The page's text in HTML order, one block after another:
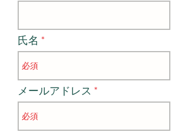
氏名
メールアドレス